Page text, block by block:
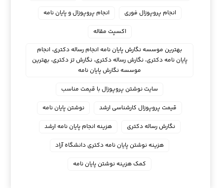
انجام پروپوزال فوری
انجام پروپوزال و پایان نامه
اکسپت مقاله
بهترین موسسه نگارش پایان نامه انجام رساله دکتری، انجام
پایان نامه دکتری، نگارش رساله دکتری، نگارش تز دکتری، بهترین
موسسه نگارش پایان نامه
سایت نوشتن پروپوزال با قیمت مناسب
قیمت پروپوزال کارشناسی ارشد
نوشتن پایان نامه
نگارش رساله دکتری
هزینه انجام پایان نامه ارشد
هزینه نوشتن پایان نامه دکتری دانشگاه آزاد
کمک هزینه نوشتن پایان نامه